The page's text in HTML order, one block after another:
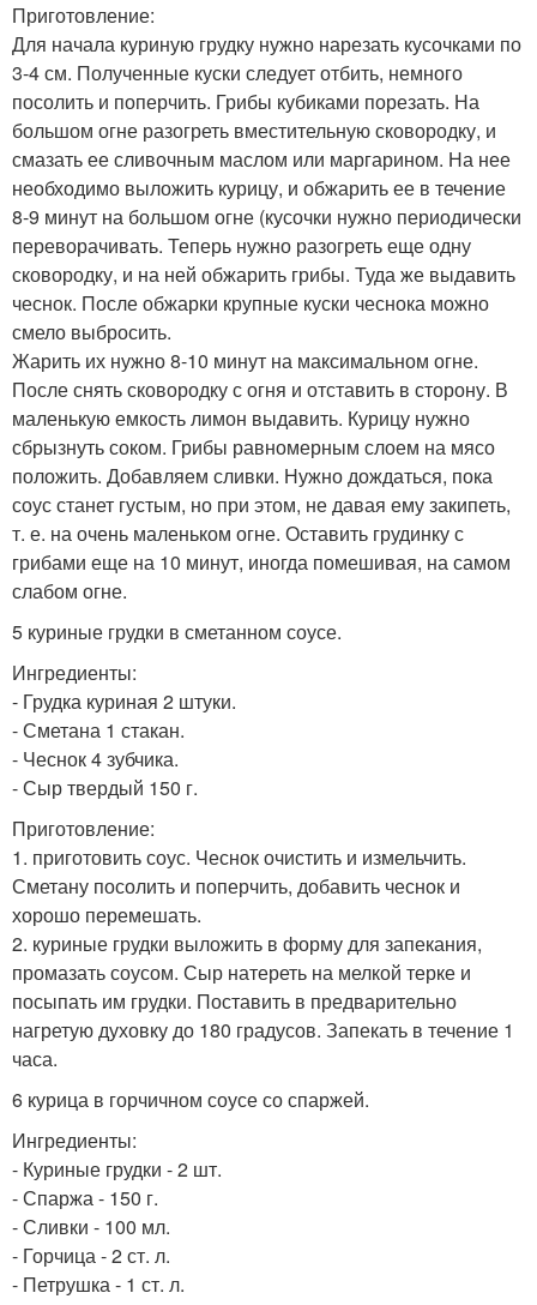
Приготовление:
Для начала куриную грудку нужно нарезать кусочками по
3-4 см. Полученные куски следует отбить, немного
посолить и поперчить. Грибы кубиками порезать. На
большом огне разогреть вместительную сковородку, и
смазать ее сливочным маслом или маргарином. На нее
необходимо выложить курицу, и обжарить ее в течение
8-9 минут на большом огне (кусочки нужно периодически
переворачивать. Теперь нужно разогреть еще одну
сковородку, и на ней обжарить грибы. Туда же выдавить
чеснок. После обжарки крупные куски чеснока можно
смело выбросить.
Жарить их нужно 8-10 минут на максимальном огне.
После снять сковородку с огня и отставить в сторону. В
маленькую емкость лимон выдавить. Курицу нужно
сбрызнуть соком. Грибы равномерным слоем на мясо
положить. Добавляем сливки. Нужно дождаться, пока
соус станет густым, но при этом, не давая ему закипеть,
т. е. на очень маленьком огне. Оставить грудинку с
грибами еще на 10 минут, иногда помешивая, на самом
слабом огне.
5 куриные грудки в сметанном соусе.
Ингредиенты:
- Грудка куриная 2 штуки.
- Сметана 1 стакан.
- Чеснок 4 зубчика.
- Сыр твердый 150 г.
Приготовление:
1. приготовить соус. Чеснок очистить и измельчить.
Сметану посолить и поперчить, добавить чеснок и
хорошо перемешать.
2. куриные грудки выложить в форму для запекания,
промазать соусом. Сыр натереть на мелкой терке и
посыпать им грудки. Поставить в предварительно
нагретую духовку до 180 градусов. Запекать в течение 1
часа.
6 курица в горчичном соусе со спаржей.
Ингредиенты:
- Куриные грудки - 2 шт.
- Спаржа - 150 г.
- Сливки - 100 мл.
- Горчица - 2 ст. л.
- Петрушка - 1 ст. л.